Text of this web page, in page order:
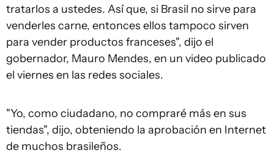
tratarlos a ustedes. Así que, si Brasil no sirve para
venderles carne, entonces ellos tampoco sirven
para vender productos franceses", dijo el
gobernador, Mauro Mendes, en un video publicado
el viernes en las redes sociales.
"Yo, como ciudadano, no compraré más en sus
tiendas", dijo, obteniendo la aprobación en Internet
de muchos brasileños.